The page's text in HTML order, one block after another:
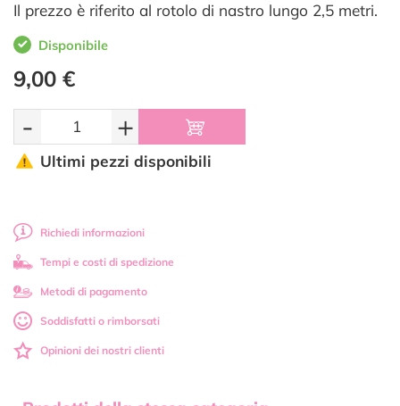
Il prezzo è riferito al rotolo di nastro lungo 2,5 metri.
Disponibile
9,00 €
- +
Ultimi pezzi disponibili
Richiedi informazioni
Tempi e costi di spedizione
Metodi di pagamento
Soddisfatti o rimborsati
Opinioni dei nostri clienti